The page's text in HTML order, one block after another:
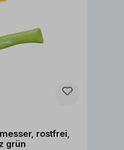
rostfrei,
grün